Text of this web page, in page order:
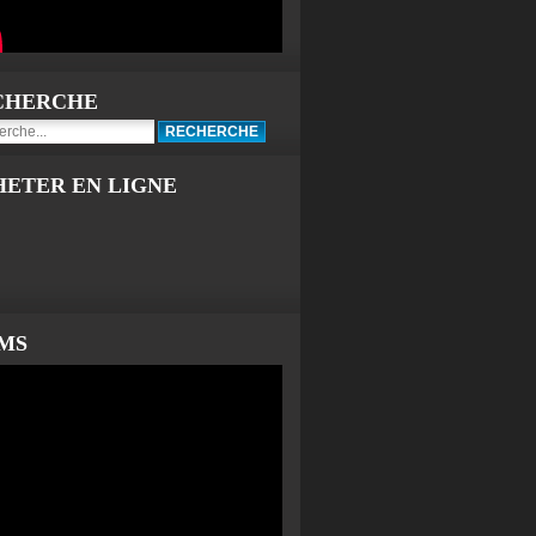
EN LIGNE